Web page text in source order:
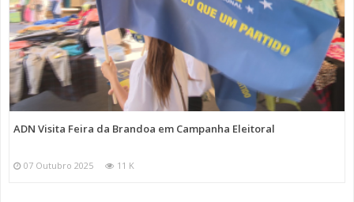
ADN Visita Feira da Brandoa em Campanha Eleitoral
07 Outubro 2025 11 K